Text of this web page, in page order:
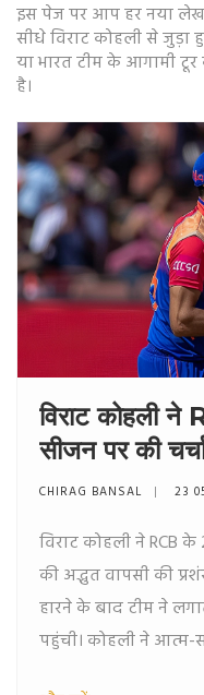
इस पेज पर आप हर नया
सीधे विराट कोहली से जुड़ा
या भारत टीम के आगामी
है।
विराट कोहली
सीजन पर की
अपनी आत्म-
CHIRAG BANSAL 23
विराट कोहली ने RCB
की अद्भुत वापसी की
हारने के बाद टीम ने
पहुंची। कोहली ने